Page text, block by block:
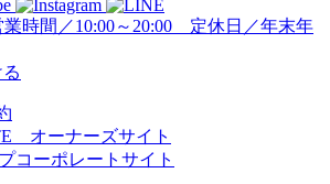
業時間／10:00～20:00 定休日／年末年
オーナーズサイト
コーポレートサイト